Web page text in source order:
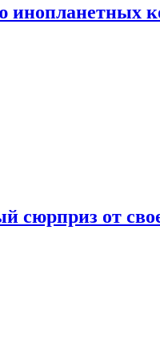
сюрприз от